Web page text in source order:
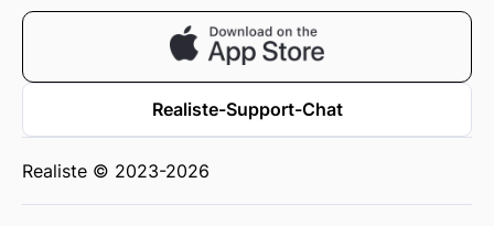
Realiste-Support-Chat
Realiste © 2023-2026